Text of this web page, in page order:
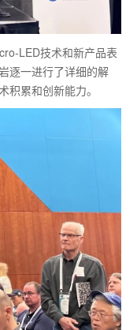
LED技术和新产品表
逐一进行了详细的解
累和创新能力。